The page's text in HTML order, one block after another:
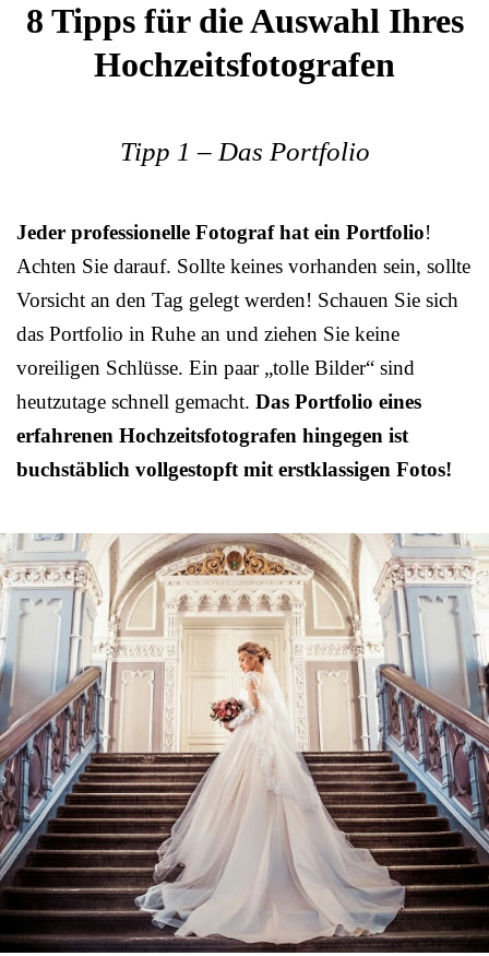
8 Tipps für die Auswahl Ihres
Hochzeitsfotografen
Tipp 1 – Das Portfolio
Jeder professionelle Fotograf hat ein Portfolio!
Achten Sie darauf. Sollte keines vorhanden sein, sollte
Vorsicht an den Tag gelegt werden! Schauen Sie sich
das Portfolio in Ruhe an und ziehen Sie keine
voreiligen Schlüsse. Ein paar „tolle Bilder“ sind
heutzutage schnell gemacht. Das Portfolio eines
erfahrenen Hochzeitsfotografen hingegen ist
buchstäblich vollgestopft mit erstklassigen Fotos!